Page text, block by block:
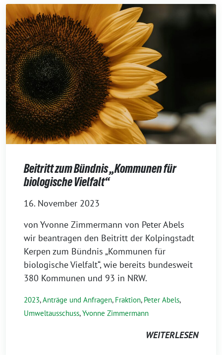
Beitritt zum Bündnis „Kommunen für
biologische Vielfalt“
16. November 2023
von Yvonne Zimmermann von Peter Abels
wir beantragen den Beitritt der Kolpingstadt
Kerpen zum Bündnis „Kommunen für
biologische Vielfalt“, wie bereits bundesweit
380 Kommunen und 93 in NRW.
2023,Anträge und Anfragen, Fraktion, Peter Abels,
Umweltausschuss,Yvonne Zimmermann
WEITERLESEN